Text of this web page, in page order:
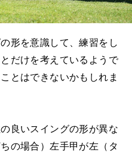
形を意識して、練習をし
だけを考えているようで
とはできないかもしれま
良いスイングの形が異な
の場合）左手甲が左（タ